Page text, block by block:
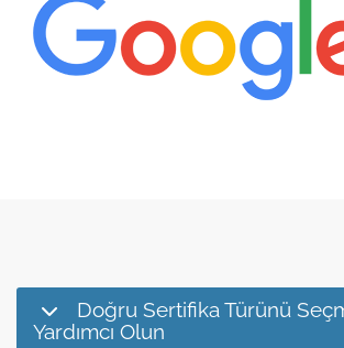
Doğru Sertifika Türünü
Yardımcı Olun